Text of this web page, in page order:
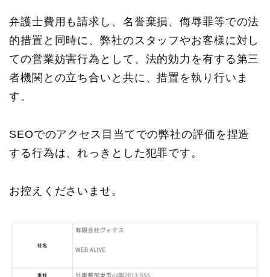
弁護士費用も請求し、名誉棄損、侮辱罪等での法
的措置と同時に、弊社のスタッフやお客様に対し
ての営業妨害行為として、法的効力を有する第三
者機関との立ち合いと共に、措置を執り行いま
す。
SEOでのアクセス目当てでの弊社の評価を捏造
する行為は、れっきとした犯罪です。
お控えくださいませ。